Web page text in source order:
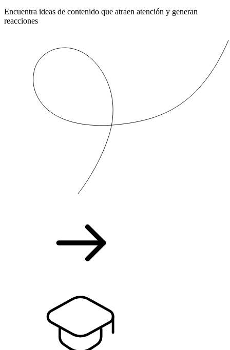
Encuentra ideas de contenido que atraen atención y generan
reacciones